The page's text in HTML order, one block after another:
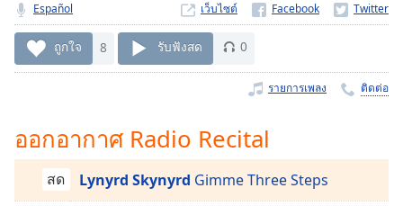
Remaining
Time-
Chapters
Chapters
Español เว็บไซต์
ถูกใจ 8 รับฟังสด 0
รายการเพลง ติดต่อ
ออกอากาศ Radio Recital
สด Lynyrd Skynyrd Gimme Three Steps